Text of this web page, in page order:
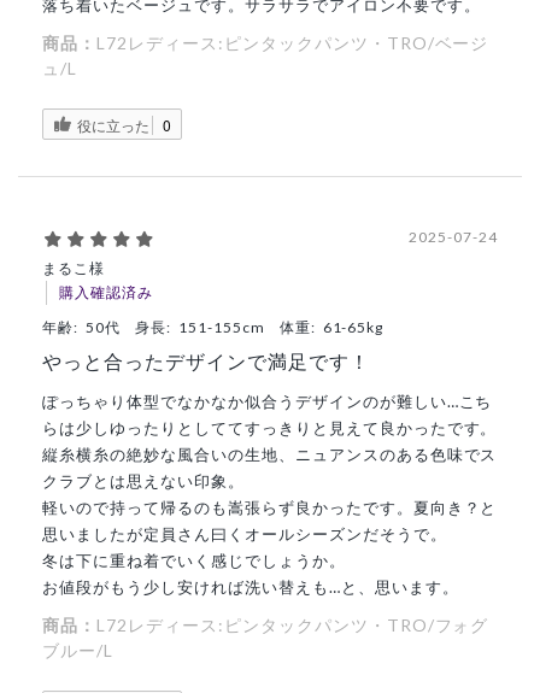
落ち着いたベージュです。サラサラでアイロン不要です。
商品： L72レディース:ピンタックパンツ・TRO/ベージ
ュ/L
役に立った 0
まるこ様
購入確認済み
2025-07-24
年齢: 50代 身長: 151-155cm 体重: 61-65kg
やっと合ったデザインで満足です！
ぽっちゃり体型でなかなか似合うデザインのが難しい…こち
らは少しゆったりとしててすっきりと見えて良かったです。
縦糸横糸の絶妙な風合いの生地、ニュアンスのある色味でス
クラブとは思えない印象。
軽いので持って帰るのも嵩張らず良かったです。夏向き？と
思いましたが定員さん曰くオールシーズンだそうで。
冬は下に重ね着でいく感じでしょうか。
お値段がもう少し安ければ洗い替えも…と、思います。
商品： L72レディース:ピンタックパンツ・TRO/フォグ
ブルー/L